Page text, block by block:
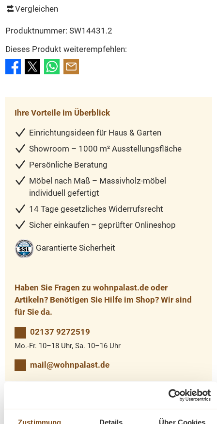
Zustimmung Details Über Cookies
Vergleichen
Produktnummer: SW14431.2
Dieses Produkt weiterempfehlen:
Ihre Vorteile im Überblick
Einrichtungsideen für Haus & Garten
Showroom – 1000 m² Ausstellungsfläche
Persönliche Beratung
Möbel nach Maß – Massivholz-möbel
individuell gefertigt
14 Tage gesetzliches Widerrufsrecht
Sicher einkaufen – geprüfter Onlineshop
Garantierte Sicherheit
Haben Sie Fragen zu wohnpalast.de oder
Artikeln? Benötigen Sie Hilfe im Shop? Wir sind
für Sie da.
02137 9272519
Mo.-Fr. 10–18 Uhr, Sa. 10–16 Uhr
mail@wohnpalast.de